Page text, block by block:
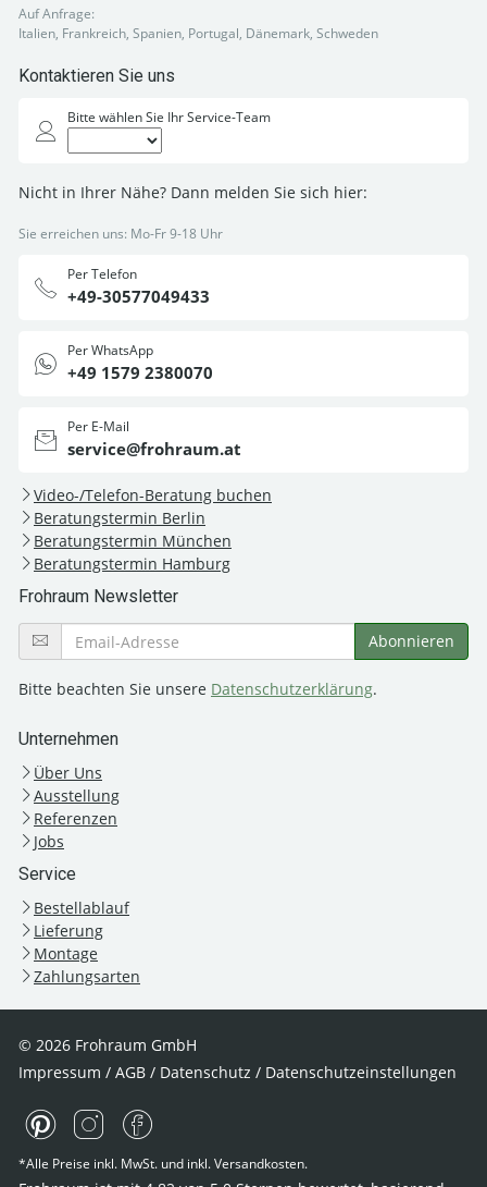
Auf Anfrage:
Italien, Frankreich, Spanien, Portugal, Dänemark, Schweden
Kontaktieren Sie uns
Bitte wählen Sie Ihr Service-Team
Nicht in Ihrer Nähe? Dann melden Sie sich hier:
Sie erreichen uns: Mo-Fr 9-18 Uhr
Per Telefon
+49-30577049433
Per WhatsApp
+49 1579 2380070
Per E-Mail
service@frohraum.at
Video-/Telefon-Beratung buchen
Beratungstermin Berlin
Beratungstermin München
Beratungstermin Hamburg
Frohraum Newsletter
Bitte beachten Sie unsere Datenschutzerklärung.
Unternehmen
Über Uns
Ausstellung
Referenzen
Jobs
Service
Bestellablauf
Lieferung
Montage
Zahlungsarten
© 2026 Frohraum GmbH
Impressum / AGB / Datenschutz / Datenschutzeinstellungen
*Alle Preise inkl. MwSt. und inkl. Versandkosten.